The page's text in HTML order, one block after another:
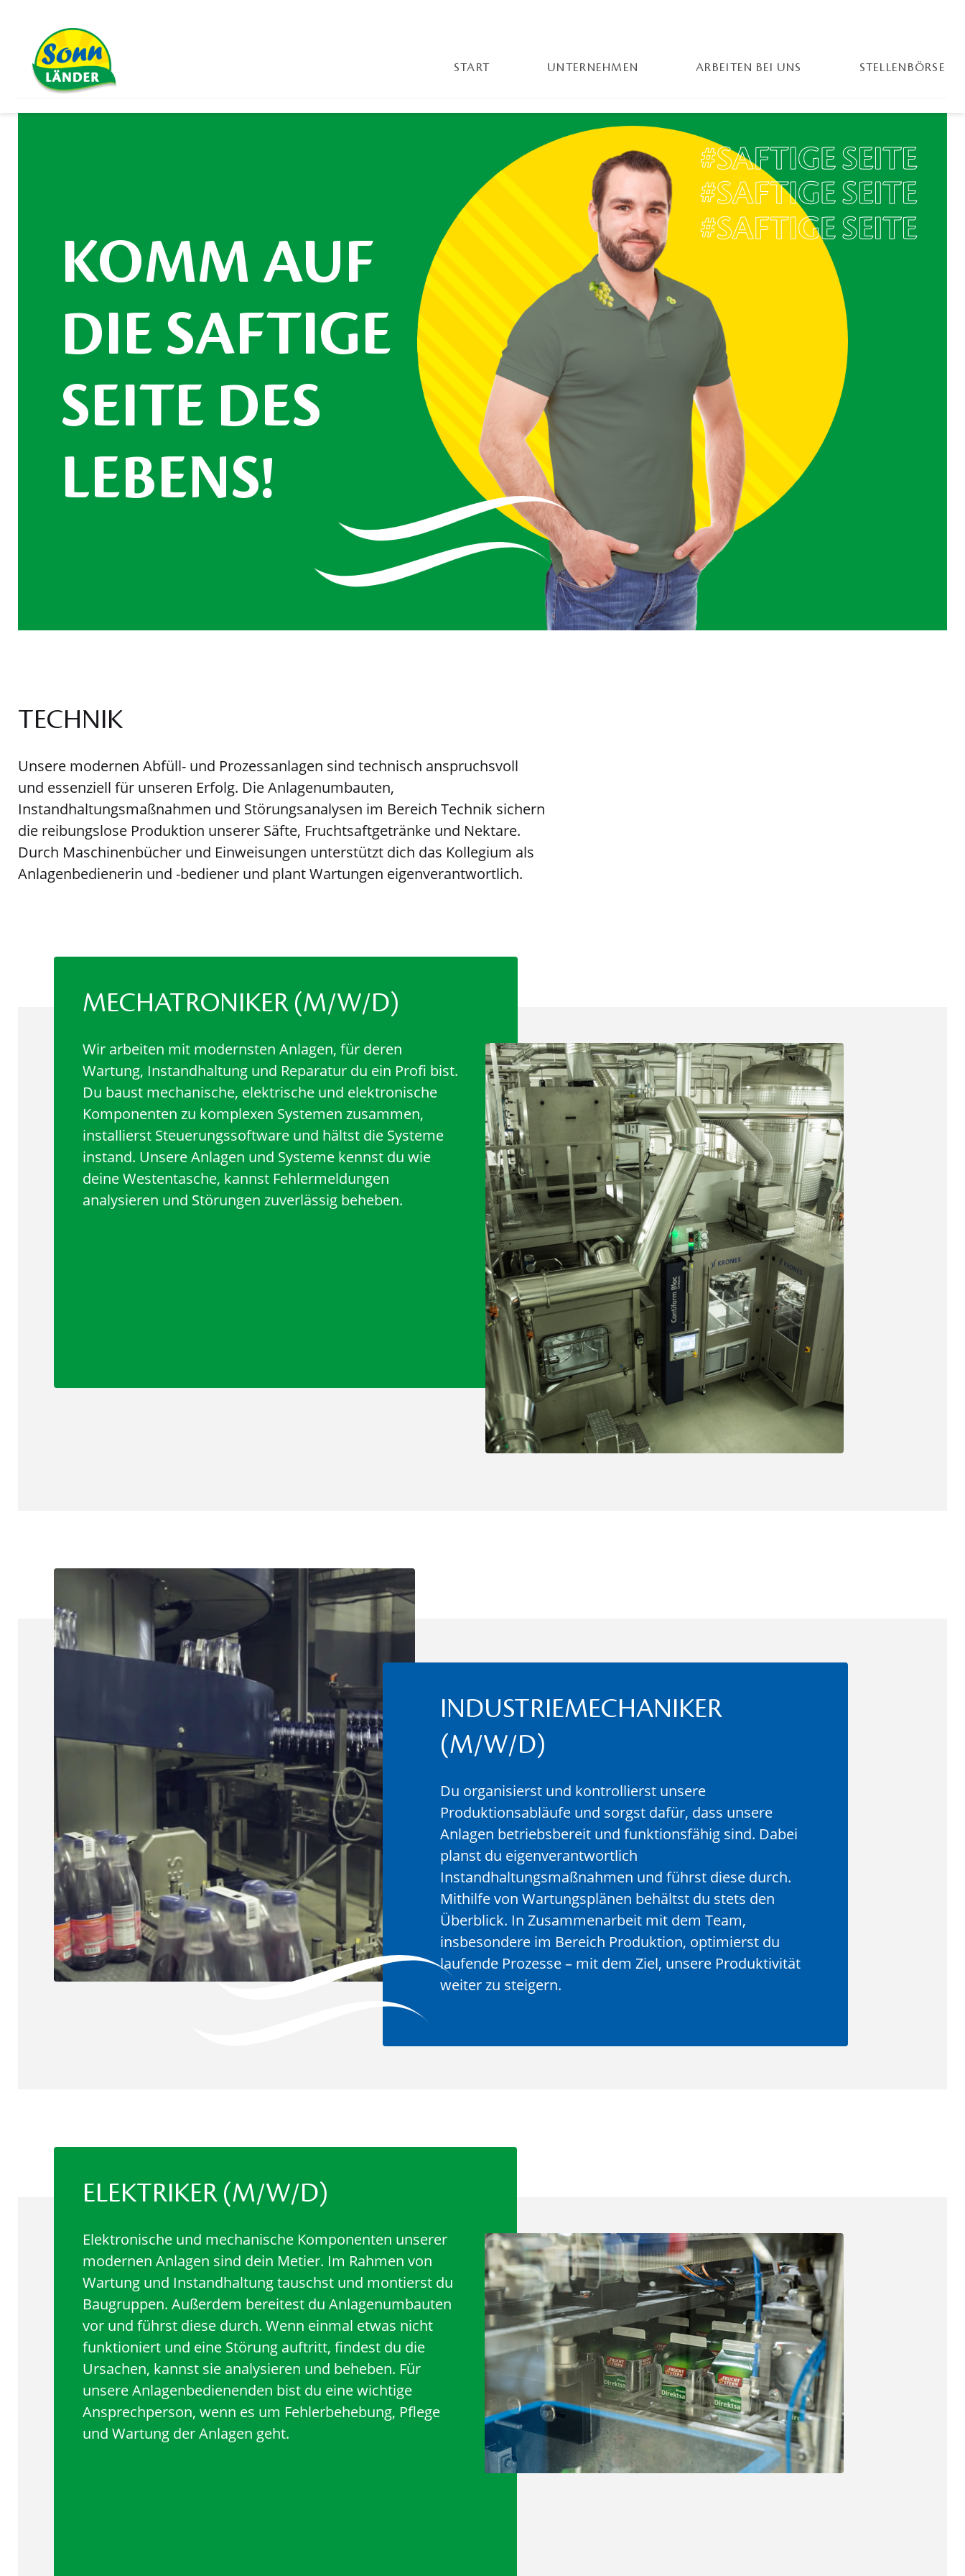
START UNTERNEHMEN ARBEITEN BEI UNS STELLENBÖRSE
KOMM AUF
DIE SAFTIGE
SEITE DES
LEBENS!
TECHNIK
Unsere modernen Abfüll- und Prozessanlagen sind technisch anspruchsvoll
und essenziell für unseren Erfolg. Die Anlagenumbauten,
Instandhaltungsmaßnahmen und Störungsanalysen im Bereich Technik sichern
die reibungslose Produktion unserer Säfte, Fruchtsaftgetränke und Nektare.
Durch Maschinenbücher und Einweisungen unterstützt dich das Kollegium als
Anlagenbedienerin und -bediener und plant Wartungen eigenverantwortlich.
MECHATRONIKER (M/W/D)
Wir arbeiten mit modernsten Anlagen, für deren
Wartung, Instandhaltung und Reparatur du ein Profi bist.
Du baust mechanische, elektrische und elektronische
Komponenten zu komplexen Systemen zusammen,
installierst Steuerungssoftware und hältst die Systeme
instand. Unsere Anlagen und Systeme kennst du wie
deine Westentasche, kannst Fehlermeldungen
analysieren und Störungen zuverlässig beheben.
INDUSTRIEMECHANIKER
(M/W/D)
Du organisierst und kontrollierst unsere
Produktionsabläufe und sorgst dafür, dass unsere
Anlagen betriebsbereit und funktionsfähig sind. Dabei
planst du eigenverantwortlich
Instandhaltungsmaßnahmen und führst diese durch.
Mithilfe von Wartungsplänen behältst du stets den
Überblick. In Zusammenarbeit mit dem Team,
insbesondere im Bereich Produktion, optimierst du
laufende Prozesse – mit dem Ziel, unsere Produktivität
weiter zu steigern.
ELEKTRIKER (M/W/D)
Elektronische und mechanische Komponenten unserer
modernen Anlagen sind dein Metier. Im Rahmen von
Wartung und Instandhaltung tauschst und montierst du
Baugruppen. Außerdem bereitest du Anlagenumbauten
vor und führst diese durch. Wenn einmal etwas nicht
funktioniert und eine Störung auftritt, findest du die
Ursachen, kannst sie analysieren und beheben. Für
unsere Anlagenbedienenden bist du eine wichtige
Ansprechperson, wenn es um Fehlerbehebung, Pflege
und Wartung der Anlagen geht.